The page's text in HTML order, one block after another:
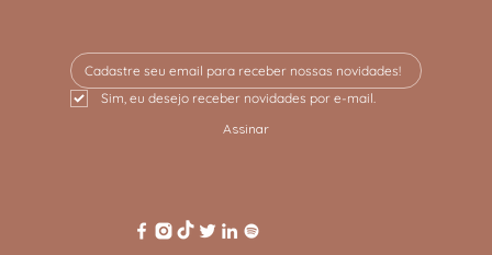
Sim, eu desejo receber novidades por e-mail.
Assinar